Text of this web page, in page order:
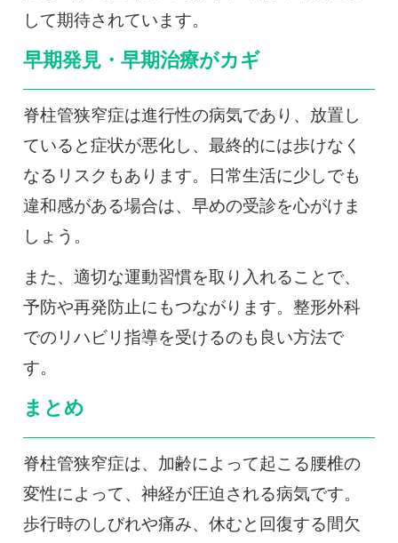
して期待されています。
早期発見・早期治療がカギ
脊柱管狭窄症は進行性の病気であり、放置し
ていると症状が悪化し、最終的には歩けなく
なるリスクもあります。日常生活に少しでも
違和感がある場合は、早めの受診を心がけま
しょう。
また、適切な運動習慣を取り入れることで、
予防や再発防止にもつながります。整形外科
でのリハビリ指導を受けるのも良い方法で
す。
まとめ
脊柱管狭窄症は、加齢によって起こる腰椎の
変性によって、神経が圧迫される病気です。
歩行時のしびれや痛み、休むと回復する間欠